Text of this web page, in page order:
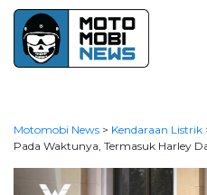
Motomobi News > Kendaraan Listrik
Pada Waktunya, Termasuk Harley